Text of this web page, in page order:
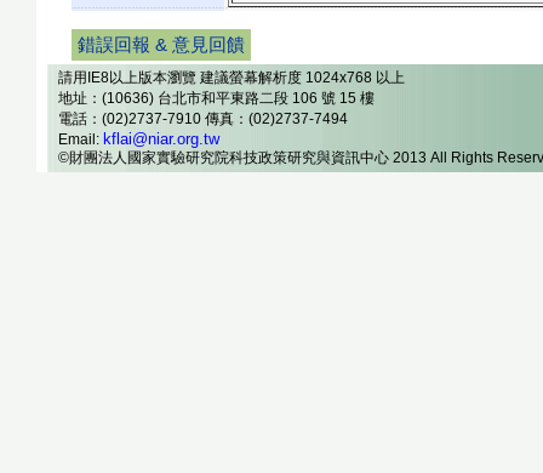
錯誤回報 & 意見回饋
請用IE8以上版本瀏覽 建議螢幕解析度 1024x768 以上
地址：(10636) 台北市和平東路二段 106 號 15 樓
電話：(02)2737-7910 傳真：(02)2737-7494
Email: kflai@niar.org.tw
©財團法人國家實驗研究院科技政策研究與資訊中心 2013 All Rights